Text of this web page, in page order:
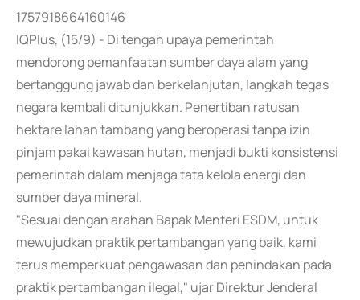
1757918664160146
IQPlus, (15/9) - Di tengah upaya pemerintah
mendorong pemanfaatan sumber daya alam yang
bertanggung jawab dan berkelanjutan, langkah tegas
negara kembali ditunjukkan. Penertiban ratusan
hektare lahan tambang yang beroperasi tanpa izin
pinjam pakai kawasan hutan, menjadi bukti konsistensi
pemerintah dalam menjaga tata kelola energi dan
sumber daya mineral.
"Sesuai dengan arahan Bapak Menteri ESDM, untuk
mewujudkan praktik pertambangan yang baik, kami
terus memperkuat pengawasan dan penindakan pada
praktik pertambangan ilegal," ujar Direktur Jenderal